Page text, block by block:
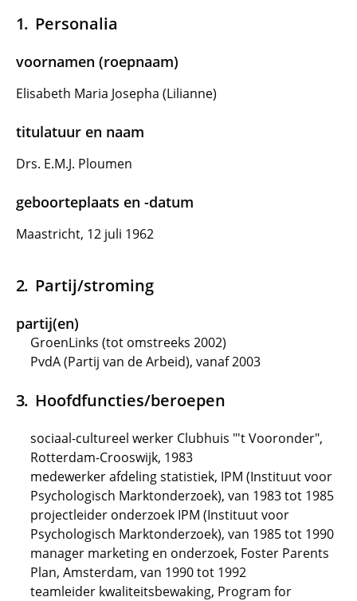
Personalia
voornamen (roepnaam)
Elisabeth Maria Josepha (Lilianne)
titulatuur en naam
Drs. E.M.J. Ploumen
geboorteplaats en -datum
Maastricht, 12 juli 1962
Partij/stroming
partij(en)
GroenLinks (tot omstreeks 2002)
PvdA (Partij van de Arbeid), vanaf 2003
Hoofdfuncties/beroepen
sociaal-cultureel werker Clubhuis "'t Vooronder",
Rotterdam-Crooswijk, 1983
medewerker afdeling statistiek, IPM (Instituut voor
Psychologisch Marktonderzoek), van 1983 tot 1985
projectleider onderzoek IPM (Instituut voor
Psychologisch Marktonderzoek), van 1985 tot 1990
manager marketing en onderzoek, Foster Parents
Plan, Amsterdam, van 1990 tot 1992
teamleider kwaliteitsbewaking, Program for